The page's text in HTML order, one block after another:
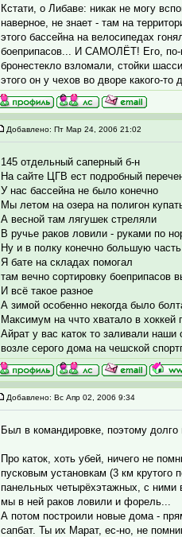
Кстати, о Либаве: никак не могу
наверное, не знает - там на
этого бассейна на велосипедах
боеприпасов... И САМОЛЁТ! Его, по-
бронестекло взломали, стойки
этого он у чехов во дворе какого-
Добавлено: Пт Мар 24, 2006 21:02
145 отдельный саперный б-н
На сайте ЦГВ ест подробный
У нас бассейна не было конечно
Мы летом на озера на полигон
А весной там лягушек стреляли
В ручье раков ловили - руками по
Ну и в полку конечно большую
Я бате на складах помогал
там вечно сортировку боеприпасов
И всё такое разное
А зимой особенно некогда было
Максимум на ччто хватало в хоккей
Айрат у вас каток то заливали наши
возле серого дома на чешской
Добавлено: Вс Апр 02, 2006 9:34
Был в командировке, поэтому
Про каток, хоть убей, ничего не
пусковым установкам (3 км
панельных четырёхэтажных, с ними
мы в ней раков ловили и форель...
А потом построили новые дома -
сапбат. Ты их Марат, ес-но, не